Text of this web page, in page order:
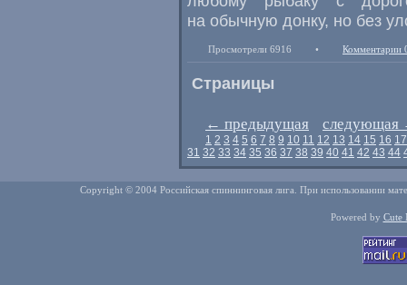
на обычную донку, но без
Просмотрели 6916 • Комментарии
Страницы
← предыдущая следующая
1 2 3 4 5 6 7 8 9 10 11 12 13 14 15 16 17
31 32 33 34 35 36 37 38 39 40 41 42 43 44
Copyright © 2004 Российская спиннинговая лига. При использовании
Powered by Cute